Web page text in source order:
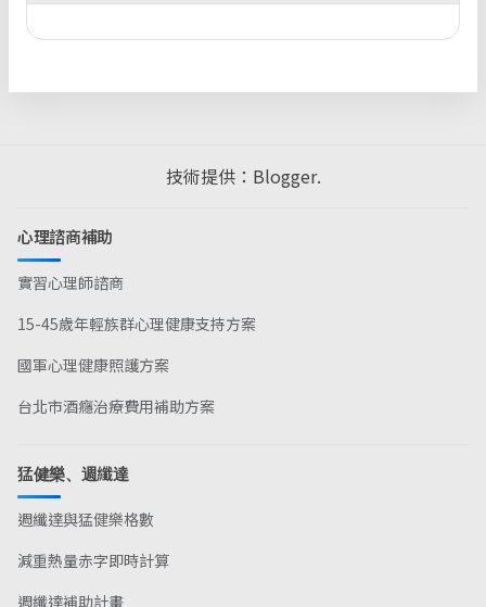
技術提供： Blogger.
心理諮商補助
實習心理師諮商
15-45歲年輕族群心理健康支持方案
國軍心理健康照護方案
台北市酒癮治療費用補助方案
猛健樂、週纖達
週纖達與猛健樂格數
減重熱量赤字即時計算
週纖達補助計畫